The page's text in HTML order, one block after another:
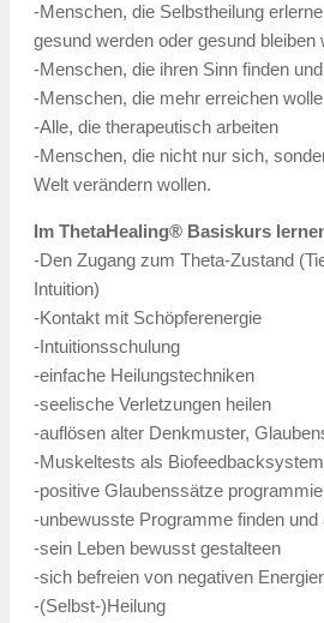
-Menschen, die Selbstheilung
gesund werden oder gesund bleiben
-Menschen, die ihren Sinn finden
-Menschen, die mehr erreichen
-Alle, die therapeutisch arbeiten
-Menschen, die nicht nur sich,
Welt verändern wollen.
Im ThetaHealing® Basiskurs
-Den Zugang zum Theta-Zustand
Intuition)
-Kontakt mit Schöpferenergie
-Intuitionsschulung
-einfache Heilungstechniken
-seelische Verletzungen heilen
-auflösen alter Denkmuster,
-Muskeltests als
-positive Glaubenssätze
-unbewusste Programme finden und
-sein Leben bewusst gestalteen
-sich befreien von negativen
-(Selbst-)Heilung